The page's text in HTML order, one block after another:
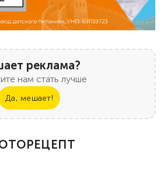
реклама?
нам стать лучше
Да, мешает!